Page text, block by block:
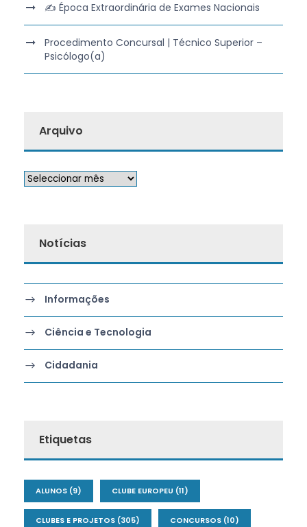
✍️ Época Extraordinária de Exames Nacionais
Procedimento Concursal | Técnico Superior –
Psicólogo(a)
Arquivo
Notícias
Informações
Ciência e Tecnologia
Cidadania
Etiquetas
ALUNOS (9) CLUBE EUROPEU (11)
CLUBES E PROJETOS (305) CONCURSOS (10)